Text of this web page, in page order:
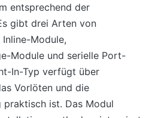
entsprechend der
gibt drei Arten von
Module,
Module und serielle Port-
In-Typ verfügt über
Vorlöten und die
praktisch ist. Das Modul